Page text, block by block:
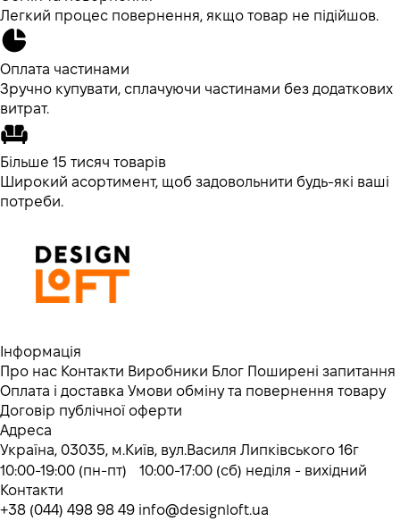
Легкий процес повернення, якщо товар не підійшов.
Оплата частинами
Зручно купувати, сплачуючи частинами без додаткових
витрат.
Більше 15 тисяч товарів
Широкий асортимент, щоб задовольнити будь-які ваші
потреби.
Інформація
Про нас Контакти Виробники Блог Поширені запитання
Оплата і доставка Умови обміну та повернення товару
Договір публічної оферти
Адреса
Україна, 03035, м.Київ, вул.Василя Липківського 16г
10:00-19:00 (пн-пт) 10:00-17:00 (сб) неділя - вихідний
Контакти
+38 (044) 498 98 49 info@designloft.ua